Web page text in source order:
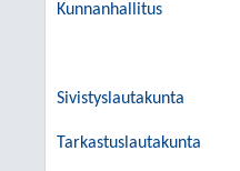
Kunnanhallitus
Sivistyslautakunta
Tarkastuslautakunta